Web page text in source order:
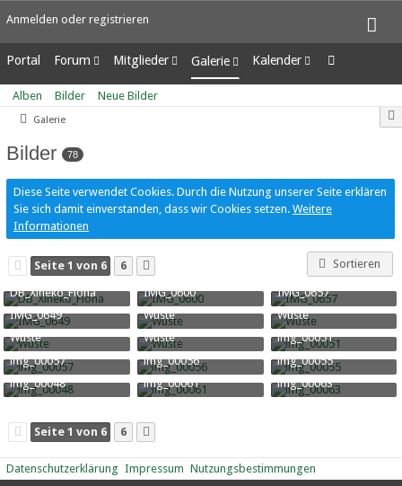
Anmelden oder registrieren
Portal Forum
Unerledigte Themen
Mitglieder
Letzte Aktivitäten
Benutzer online
Galerie
Alben
Bilder
Kalender
Wochenansicht
Tagesansicht
Alben Bilder Neue Bilder
Galerie
Bilder 78
Diese Seite verwendet Cookies. Durch die Nutzung unserer Seite erklären
Sie sich damit einverstanden, dass wir Cookies setzen. Weitere
Informationen
Seite 1 von 6 6 Sortieren
DB_Xineko_Fiona
Xine-29. April 2020
37.146
IMG_0600
Kinman-26. Juli 2018
47.657
IMG_0657
Kinman-26. Juli 2018
46.320
IMG_0649
Kinman-26. Juli 2018
20.796
Wüste
RiaStarchild-9. Januar 2018
15.221
Wüste
RiaStarchild-9. Januar
39.611
Wüste
RiaStarchild-9. Januar 2018
15.241
Wüste
RiaStarchild-9. Januar 2018
15.312
img_00051
Kinman-9. Januar 2018
16.758
img_00057
Kinman-9. Januar 2018
15.955
img_00056
Kinman-9. Januar 2018
17.693
img_00055
Kinman-9. Januar 2018
16.367
img_00048
Kinman-9. Januar 2018
img_00061
Kinman-9. Januar 2018
img_00063
Kinman-9. Januar 2018
Seite 1 von 6 6
Datenschutzerklärung Impressum Nutzungsbestimmungen